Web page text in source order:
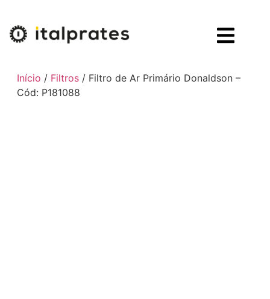
Início / Filtros/ Filtro de Ar Primário Donaldson –
Cód: P181088